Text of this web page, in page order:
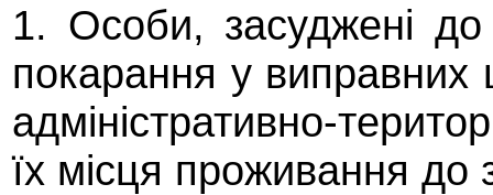
1. Особи, засуджені
покарання у
адміністративно-
їх місця проживання до